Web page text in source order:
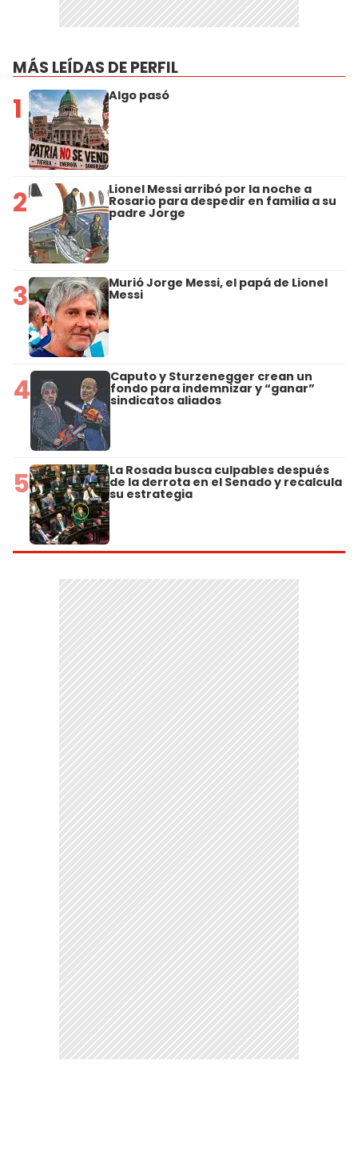
MÁS LEÍDAS DE PERFIL
1 Algo pasó
2 Lionel Messi arribó por la noche a
Rosario para despedir en familia a su
padre Jorge
3 Murió Jorge Messi, el papá de Lionel
Messi
4 Caputo y Sturzenegger crean un
fondo para indemnizar y “ganar”
sindicatos aliados
5 La Rosada busca culpables después
de la derrota en el Senado y recalcula
su estrategia